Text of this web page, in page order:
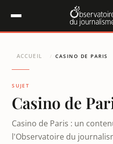
ACCUEIL / CASINO DE PARIS
SUJET
Casino de
Casino de Paris : un
l'Observatoire du
Panneau de gestion des cookies